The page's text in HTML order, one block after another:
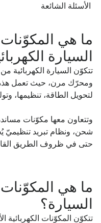
الأسئلة الشائعة
ما هي
السيارة
تتكوّن السيارة الكهربائية
ومحرّك مرن، حيث تعمل هذه
لتحويل الطاقة، تنظيمها،
شحن، ونظام تبريد
حتى في ظروف الطريق
ما هي المكوّنات
السيارة؟
تتكوّن المكوّنات الكهربائية